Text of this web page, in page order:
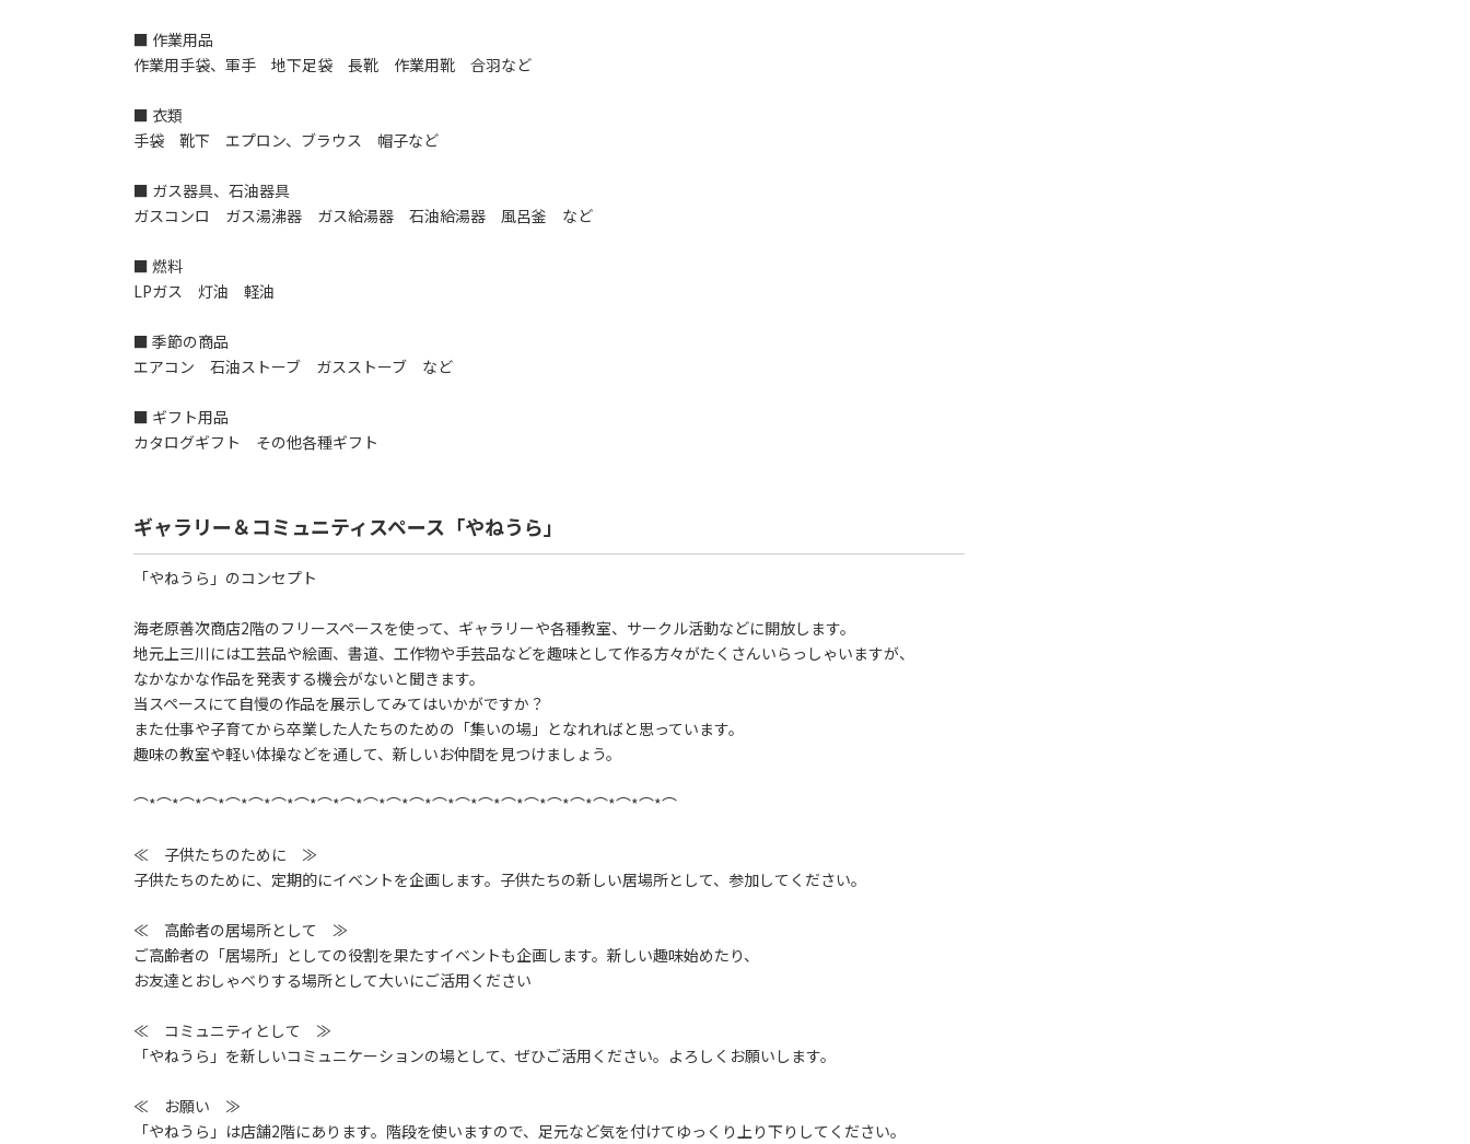
■ 作業用品
作業用手袋、軍手 地下足袋 長靴 作業用靴 合羽など
■ 衣類
手袋 靴下 エプロン、ブラウス 帽子など
■ ガス器具、石油器具
ガスコンロ ガス湯沸器 ガス給湯器 石油給湯器 風呂釜 など
■ 燃料
LPガス 灯油 軽油
■ 季節の商品
エアコン 石油ストーブ ガスストーブ など
■ ギフト用品
カタログギフト その他各種ギフト
ギャラリー＆コミュニティスペース「やねうら」
「やねうら」のコンセプト
海老原善次商店2階のフリースペースを使って、ギャラリーや各種教室、サークル活動などに開放します。
地元上三川には工芸品や絵画、書道、工作物や手芸品などを趣味として作る方々がたくさんいらっしゃいますが、
なかなかな作品を発表する機会がないと聞きます。
当スペースにて自慢の作品を展示してみてはいかがですか？
また仕事や子育てから卒業した人たちのための「集いの場」となれればと思っています。
趣味の教室や軽い体操などを通して、新しいお仲間を見つけましょう。
⌒*⌒*⌒*⌒*⌒*⌒*⌒*⌒*⌒*⌒*⌒*⌒*⌒*⌒*⌒*⌒*⌒*⌒*⌒*⌒*⌒*⌒*⌒*⌒
≪ 子供たちのために ≫
子供たちのために、定期的にイベントを企画します。子供たちの新しい居場所として、参加してください。
≪ 高齢者の居場所として ≫
ご高齢者の「居場所」としての役割を果たすイベントも企画します。新しい趣味始めたり、
お友達とおしゃべりする場所として大いにご活用ください
≪ コミュニティとして ≫
「やねうら」を新しいコミュニケーションの場として、ぜひご活用ください。よろしくお願いします。
≪ お願い ≫
「やねうら」は店舗2階にあります。階段を使いますので、足元など気を付けてゆっくり上り下りしてください。